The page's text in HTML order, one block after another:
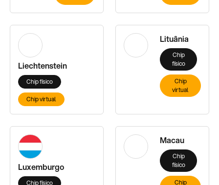
Liechtenstein
Chip físico
Chip virtual
Lituânia
Chip
físico
Chip
virtual
Luxemburgo
Chip físico
Macau
Chip
físico
Chip